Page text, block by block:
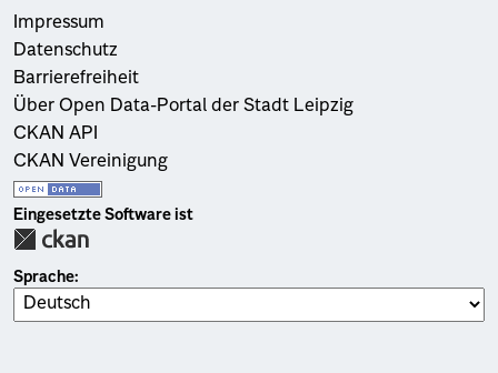
Impressum
Datenschutz
Barrierefreiheit
Über Open Data-Portal der Stadt Leipzig
CKAN API
CKAN Vereinigung
Eingesetzte Software ist
Sprache